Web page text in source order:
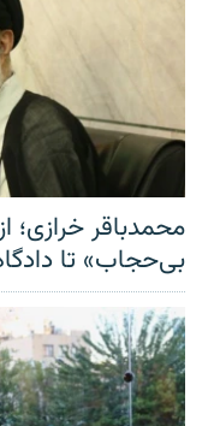
محمدباقر خرازی؛
بی‌حجاب» تا